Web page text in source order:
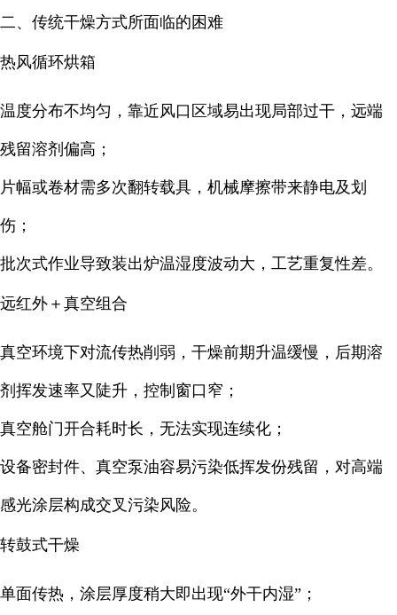
二、传统干燥方式所面临的困难
热风循环烘箱
温度分布不均匀，靠近风口区域易出现局部过干，远端
残留溶剂偏高；
片幅或卷材需多次翻转载具，机械摩擦带来静电及划
伤；
批次式作业导致装出炉温湿度波动大，工艺重复性差。
远红外＋真空组合
真空环境下对流传热削弱，干燥前期升温缓慢，后期溶
剂挥发速率又陡升，控制窗口窄；
真空舱门开合耗时长，无法实现连续化；
设备密封件、真空泵油容易污染低挥发份残留，对高端
感光涂层构成交叉污染风险。
转鼓式干燥
单面传热，涂层厚度稍大即出现“外干内湿”；